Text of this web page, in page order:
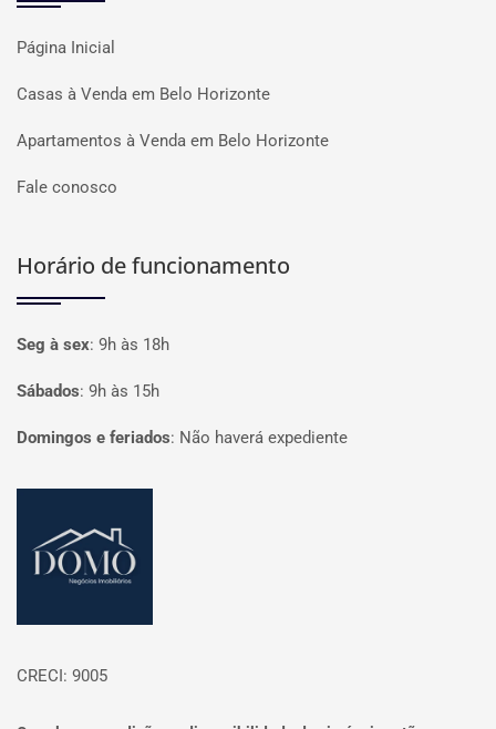
Página Inicial
Casas à Venda em Belo Horizonte
Apartamentos à Venda em Belo Horizonte
Fale conosco
Horário de funcionamento
Seg à sex: 9h às 18h
Sábados: 9h às 15h
Domingos e feriados: Não haverá expediente
CRECI: 9005